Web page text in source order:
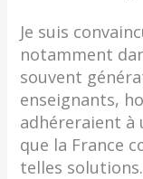
Je suis
notamment
souvent
enseignants,
adhéreraient à
que la France
telles solutions.